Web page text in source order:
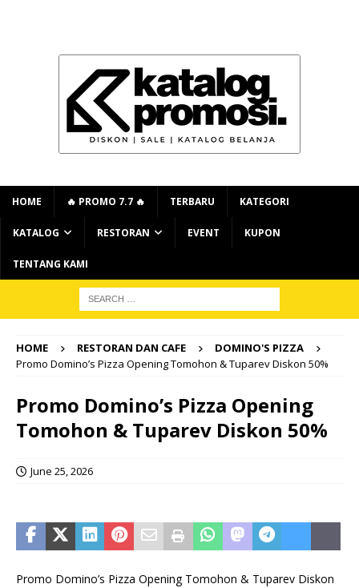
HOME 🔥 PROMO 7.7 🔥 TERBARU KATEGORI
KATALOG RESTORAN EVENT KUPON
TENTANG KAMI
HOME RESTORAN DAN CAFE
DOMINO'S PIZZA
Promo Domino’s Pizza Opening Tomohon & Tuparev Diskon 50%
Promo Domino’s Pizza Opening
Tomohon & Tuparev Diskon 50%
June 25, 2026
Promo Domino’s Pizza Opening Tomohon & Tuparev Diskon